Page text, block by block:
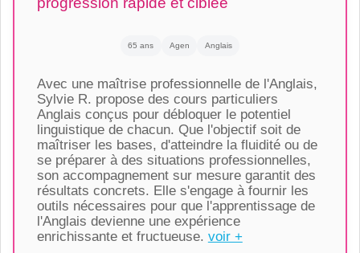
65 ans Agen Anglais
Avec une maîtrise professionnelle de l'Anglais,
Sylvie R. propose des cours particuliers
Anglais conçus pour débloquer le potentiel
linguistique de chacun. Que l'objectif soit de
maîtriser les bases, d'atteindre la fluidité ou de
se préparer à des situations professionnelles,
son accompagnement sur mesure garantit des
résultats concrets. Elle s'engage à fournir les
outils nécessaires pour que l'apprentissage de
l'Anglais devienne une expérience
enrichissante et fructueuse. voir +